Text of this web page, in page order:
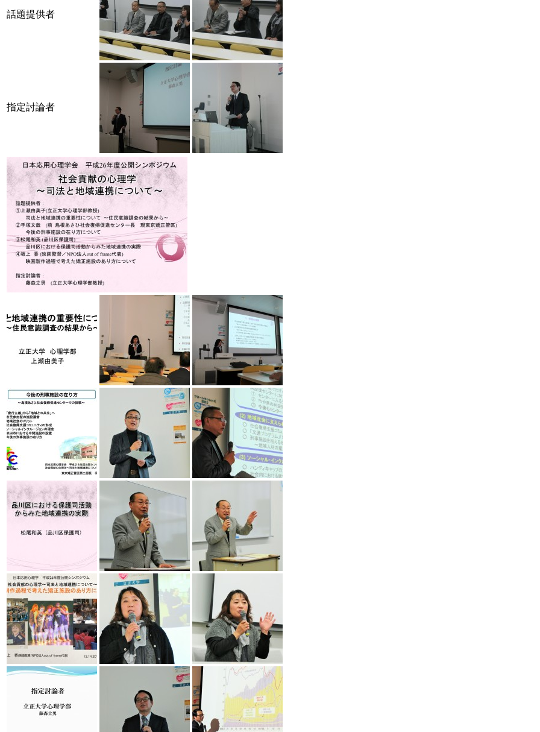
話題提供者
指定討論者